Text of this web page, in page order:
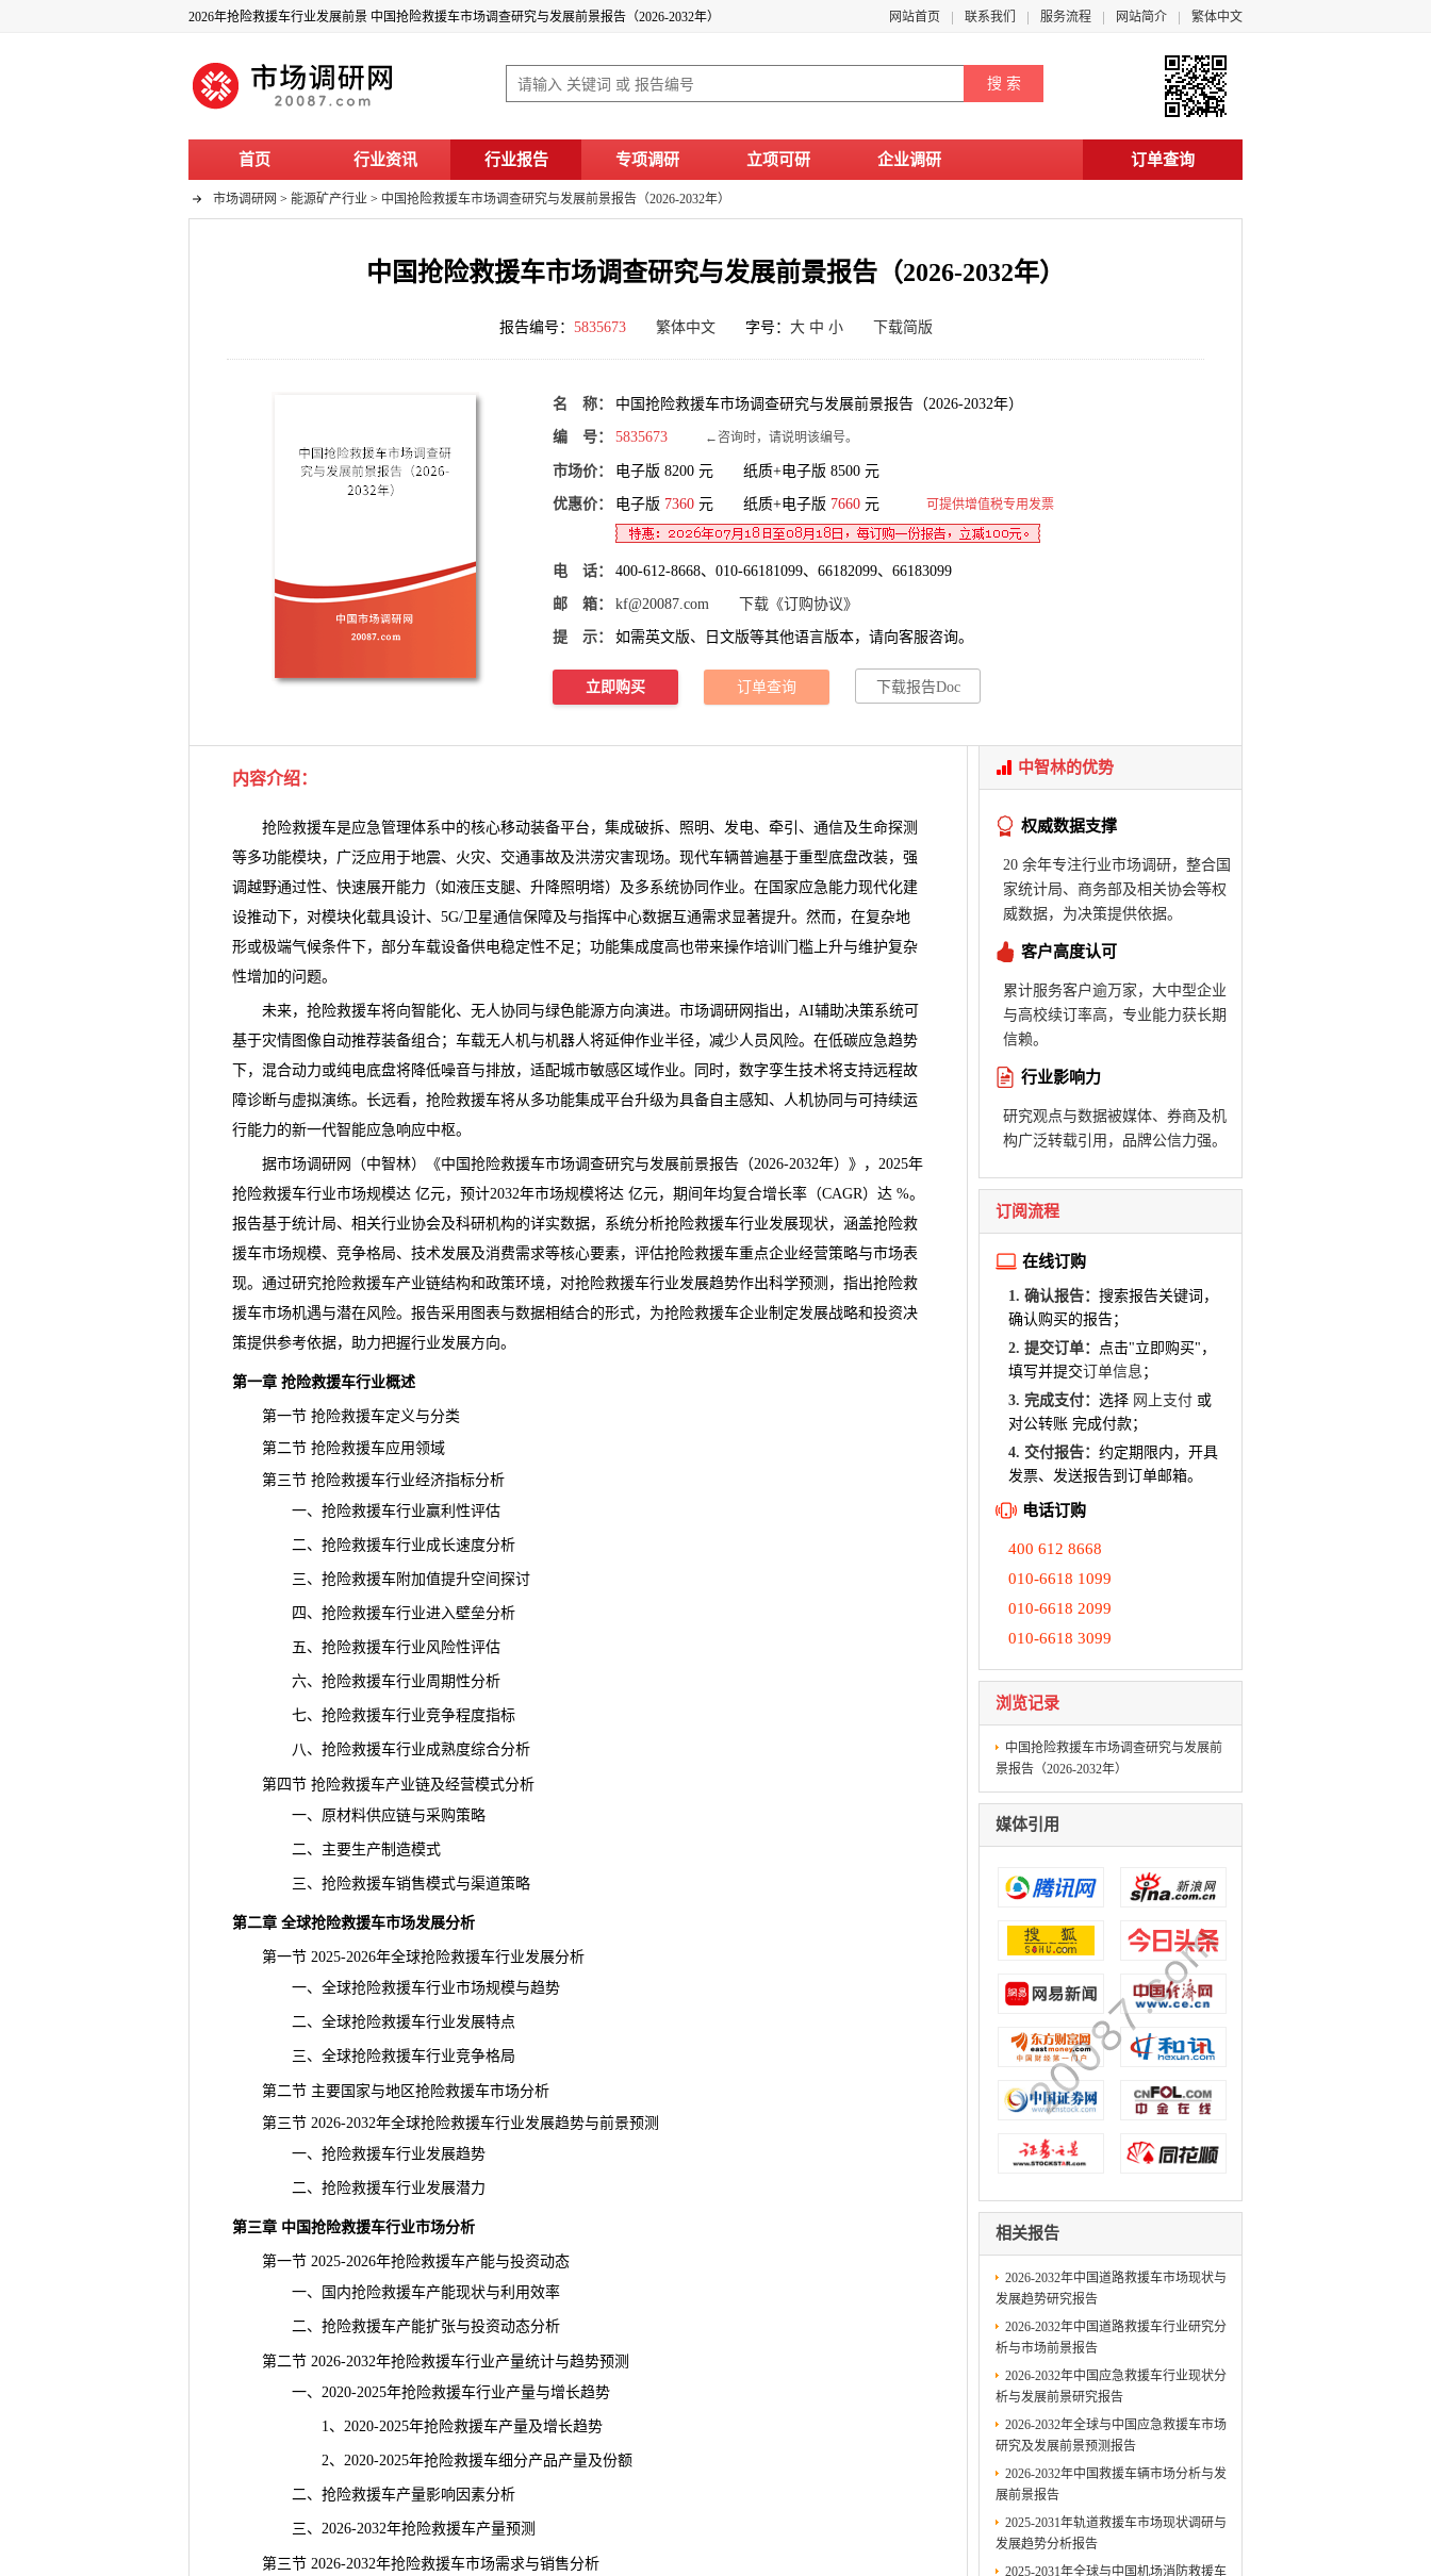
2026年抢险救援车行业发展前景 中国抢险救援车市场调查研究与发展前景报告（2026-2032年） 网站首页 联系我们 服务流程 网站简介 繁体中文
首页 行业资讯 行业报告 专项调研 立项可研 企业调研 订单查询
市场调研网 > 能源矿产行业 > 中国抢险救援车市场调查研究与发展前景报告（2026-2032年）
中国抢险救援车市场调查研究与发展前景报告（2026-2032年）
报告编号： 5835673 繁体中文字号： 大 中 小 下载简版
名 称： 中国抢险救援车市场调查研究与发展前景报告（2026-2032年）
编 号： 5835673 ←咨询时，请说明该编号。
市场价： 电子版 8200 元 纸质+电子版 8500 元
优惠价： 电子版 7360 元 纸质+电子版 7660 元 可提供增值税专用发票
电 话： 400-612-8668、010-66181099、66182099、66183099
邮 箱： kf@20087.com 下载《订购协议》
提 示： 如需英文版、日文版等其他语言版本，请向客服咨询。
立即购买 订单查询 下载报告Doc
内容介绍：
抢险救援车是应急管理体系中的核心移动装备平台，集成破拆、照明、发电、牵引、通信及生命探测
等多功能模块，广泛应用于地震、火灾、交通事故及洪涝灾害现场。现代车辆普遍基于重型底盘改装，强
调越野通过性、快速展开能力（如液压支腿、升降照明塔）及多系统协同作业。在国家应急能力现代化建
设推动下，对模块化载具设计、5G/卫星通信保障及与指挥中心数据互通需求显著提升。然而，在复杂地
形或极端气候条件下，部分车载设备供电稳定性不足；功能集成度高也带来操作培训门槛上升与维护复杂
性增加的问题。
未来，抢险救援车将向智能化、无人协同与绿色能源方向演进。 市场调研网 指出，AI辅助决策系统可
基于灾情图像自动推荐装备组合；车载无人机与机器人将延伸作业半径，减少人员风险。在低碳应急趋势
下，混合动力或纯电底盘将降低噪音与排放，适配城市敏感区域作业。同时，数字孪生技术将支持远程故
障诊断与虚拟演练。长远看，抢险救援车将从多功能集成平台升级为具备自主感知、人机协同与可持续运
行能力的新一代智能应急响应中枢。
据市场调研网（中智林）《中国抢险救援车市场调查研究与发展前景报告（2026-2032年） 》，2025年
抢险救援车行业市场规模达 亿元，预计2032年市场规模将达 亿元，期间年均复合增长率（CAGR）达 %。
报告基于统计局、相关行业协会及科研机构的详实数据，系统分析抢险救援车行业发展现状，涵盖抢险救
援车市场规模、 竞争格局、技术发展及消费需求等核心要素，评估抢险救援车重点企业经营策略与市场表
现。通过研究抢险救援车产业链结构和政策环境，对抢险救援车行业发展趋势作出科学预测 ，指出抢险救
援车市场机遇与潜在风险。报告采用图表与数据相结合的形式，为抢险救援车企业制定发展战略和投资决
策提供参考依据，助力把握行业发展方向。
第一章 抢险救援车行业概述
第一节 抢险救援车定义与分类
第二节 抢险救援车应用领域
第三节 抢险救援车行业经济指标分析
一、抢险救援车行业赢利性评估
二、抢险救援车行业成长速度分析
三、抢险救援车附加值提升空间探讨
四、抢险救援车行业进入壁垒分析
五、抢险救援车行业风险性评估
六、抢险救援车行业周期性分析
七、抢险救援车行业竞争程度指标
八、抢险救援车行业成熟度综合分析
第四节 抢险救援车产业链及经营模式分析
一、原材料供应链与采购策略
二、主要生产制造模式
三、抢险救援车销售模式与渠道策略
第二章 全球抢险救援车市场发展分析
第一节 2025-2026年全球抢险救援车行业发展分析
一、全球抢险救援车行业市场规模与趋势
二、全球抢险救援车行业发展特点
三、全球抢险救援车行业竞争格局
第二节 主要国家与地区抢险救援车市场分析
第三节 2026-2032年全球抢险救援车行业发展趋势与前景预测
一、抢险救援车行业发展趋势
二、抢险救援车行业发展潜力
第三章 中国抢险救援车行业市场分析
第一节 2025-2026年抢险救援车产能与投资动态
一、国内抢险救援车产能现状与利用效率
二、抢险救援车产能扩张与投资动态分析
第二节 2026-2032年抢险救援车行业产量统计与趋势预测
一、2020-2025年抢险救援车行业产量与增长趋势
1、2020-2025年抢险救援车产量及增长趋势
2、2020-2025年抢险救援车细分产品产量及份额
二、抢险救援车产量影响因素分析
三、2026-2032年抢险救援车产量预测
第三节 2026-2032年抢险救援车市场需求与销售分析
中智林的优势
权威数据支撑
20 余年专注行业市场调研，整合国
家统计局、商务部及相关协会等权
威数据，为决策提供依据。
客户高度认可
累计服务客户逾万家，大中型企业
与高校续订率高，专业能力获长期
信赖。
行业影响力
研究观点与数据被媒体、券商及机
构广泛转载引用，品牌公信力强。
订阅流程
在线订购
1. 确认报告： 搜索报告关键词，
确认购买的报告；
2. 提交订单： 点击"立即购买"，
填写并提交订单信息 ；
3. 完成支付： 选择 网上支付 或
对公转账 完成付款；
4. 交付报告： 约定期限内，开具
发票、发送报告到订单邮箱。
电话订购
400 612 8668
010-6618 1099
010-6618 2099
010-6618 3099
浏览记录
中国抢险救援车市场调查研究与发展前
景报告（2026-2032年）
媒体引用
相关报告
2026-2032年中国道路救援车市场现状与
发展趋势研究报告
2026-2032年中国道路救援车行业研究分
析与市场前景报告
2026-2032年中国应急救援车行业现状分
析与发展前景研究报告
2026-2032年全球与中国应急救援车市场
研究及发展前景预测报告
2026-2032年中国救援车辆市场分析与发
展前景报告
2025-2031年轨道救援车市场现状调研与
发展趋势分析报告
2025-2031年全球与中国机场消防救援车